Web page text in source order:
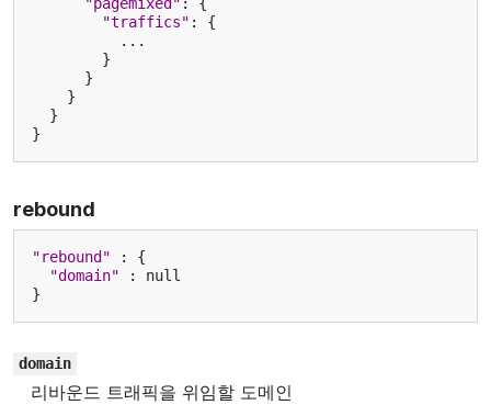
"pagemixed" :
{
"traffics" :
{
...
}
}
}
}
}
rebound
"rebound" :
{
"domain"
:
null
}
domain
리바운드 트래픽을 위임할 도메인